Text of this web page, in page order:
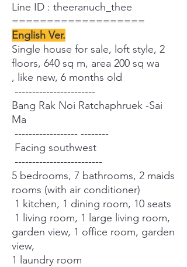
Line ID : theeranuch_thee
===================
English Ver.
Single house for sale, loft style, 2
floors, 640 sq m, area 200 sq wa
, like new, 6 months old
-----------------------
Bang Rak Noi Ratchaphruek -Sai
Ma
------------------ --------
Facing southwest
-------------------------
5 bedrooms, 7 bathrooms, 2 maids
rooms (with air conditioner)
1 kitchen, 1 dining room, 10 seats
1 living room, 1 large living room,
garden view, 1 office room, garden
view,
1 laundry room